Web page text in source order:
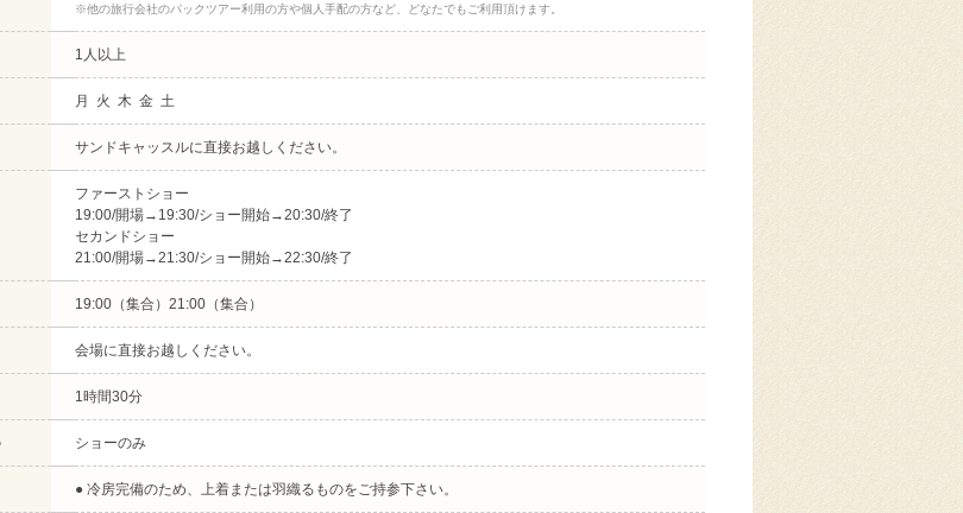
※他の旅行会社のパックツアー利用の方や個人手配の方など、どなたでもご利用頂けます。
1人以上
月 火 木 金 土
サンドキャッスルに直接お越しください。
ファーストショー
19:00/開場→19:30/ショー開始→20:30/終了
セカンドショー
21:00/開場→21:30/ショー開始→22:30/終了
19:00（集合）21:00（集合）
会場に直接お越しください。
1時間30分
ショーのみ
● 冷房完備のため、上着または羽織るものをご持参下さい。